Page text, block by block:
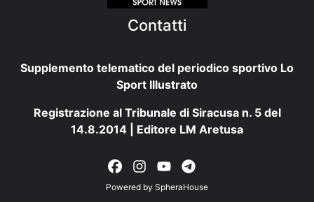
Contatti
Supplemento telematico del periodico sportivo Lo
Sport Illustrato
Registrazione al Tribunale di Siracusa n. 5 del
14.8.2014 | Editore LM Aretusa
Powered by SpheraHouse